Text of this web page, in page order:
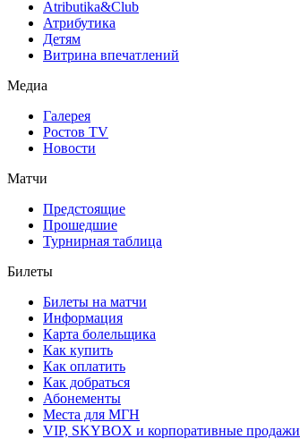
Atributika&Club
Атрибутика
Детям
Витрина впечатлений
Медиа
Галерея
Ростов TV
Новости
Матчи
Предстоящие
Прошедшие
Турнирная таблица
Билеты
Билеты на матчи
Информация
Карта болельщика
Как купить
Как оплатить
Как добраться
Абонементы
Места для МГН
VIP, SKYBOX и корпоративные продажи